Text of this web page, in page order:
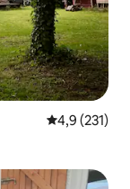
4,9 (231)